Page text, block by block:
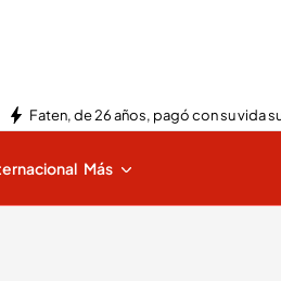
Faten, de 26 años, pagó con su vida
Más